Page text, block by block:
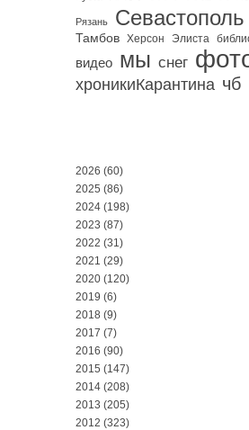
Рязань Севастополь
Тамбов Херсон Элиста
видео мы снег
хроникиКарантина чб
2026 (60)
2025 (86)
2024 (198)
2023 (87)
2022 (31)
2021 (29)
2020 (120)
2019 (6)
2018 (9)
2017 (7)
2016 (90)
2015 (147)
2014 (208)
2013 (205)
2012 (323)